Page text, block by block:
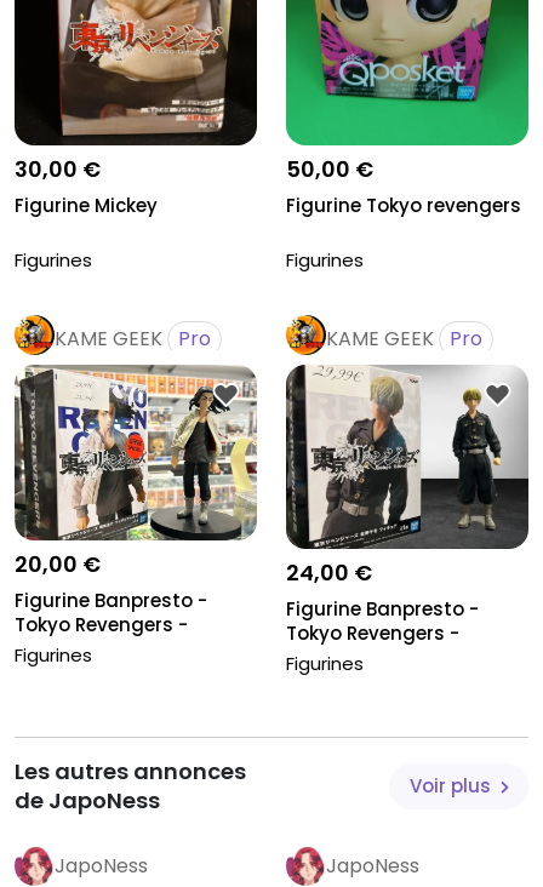
30,00 €
Figurine Mickey
Figurines
50,00 €
Figurine Tokyo revengers
Figurines
KAME GEEK Pro
20,00 €
Figurine Banpresto -
Tokyo Revengers -
Keisuke Baj...
Figurines
KAME GEEK Pro
24,00 €
Figurine Banpresto -
Tokyo Revengers -
Matsuno Chi...
Figurines
Les autres annonces
de JapoNess
Voir plus
JapoNess JapoNess